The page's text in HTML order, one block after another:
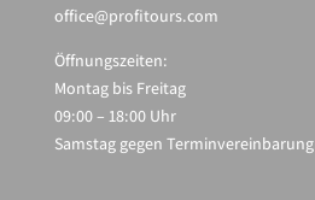
office@profitours.com
Öffnungszeiten:
Montag bis Freitag
09:00 – 18:00 Uhr
Samstag gegen Terminvereinbarung